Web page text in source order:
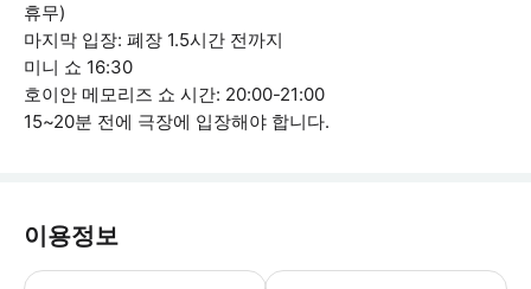
휴무)
마지막 입장: 폐장 1.5시간 전까지
미니 쇼 16:30
호이안 메모리즈 쇼 시간: 20:00-21:00
15~20분 전에 극장에 입장해야 합니다.
이용정보
항공권은 예약한 날짜에 유효합니다.